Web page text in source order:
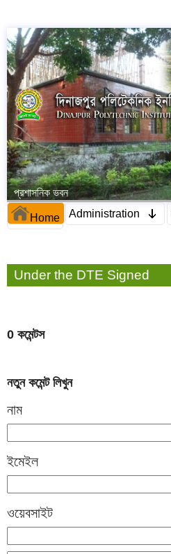
প্রশাসনিক ভবন
Home Administration
Under the DTE Signed
0 কমেন্টস
নতুন কমেন্ট লিখুন
নাম
ইমেইল
ওয়েবসাইট